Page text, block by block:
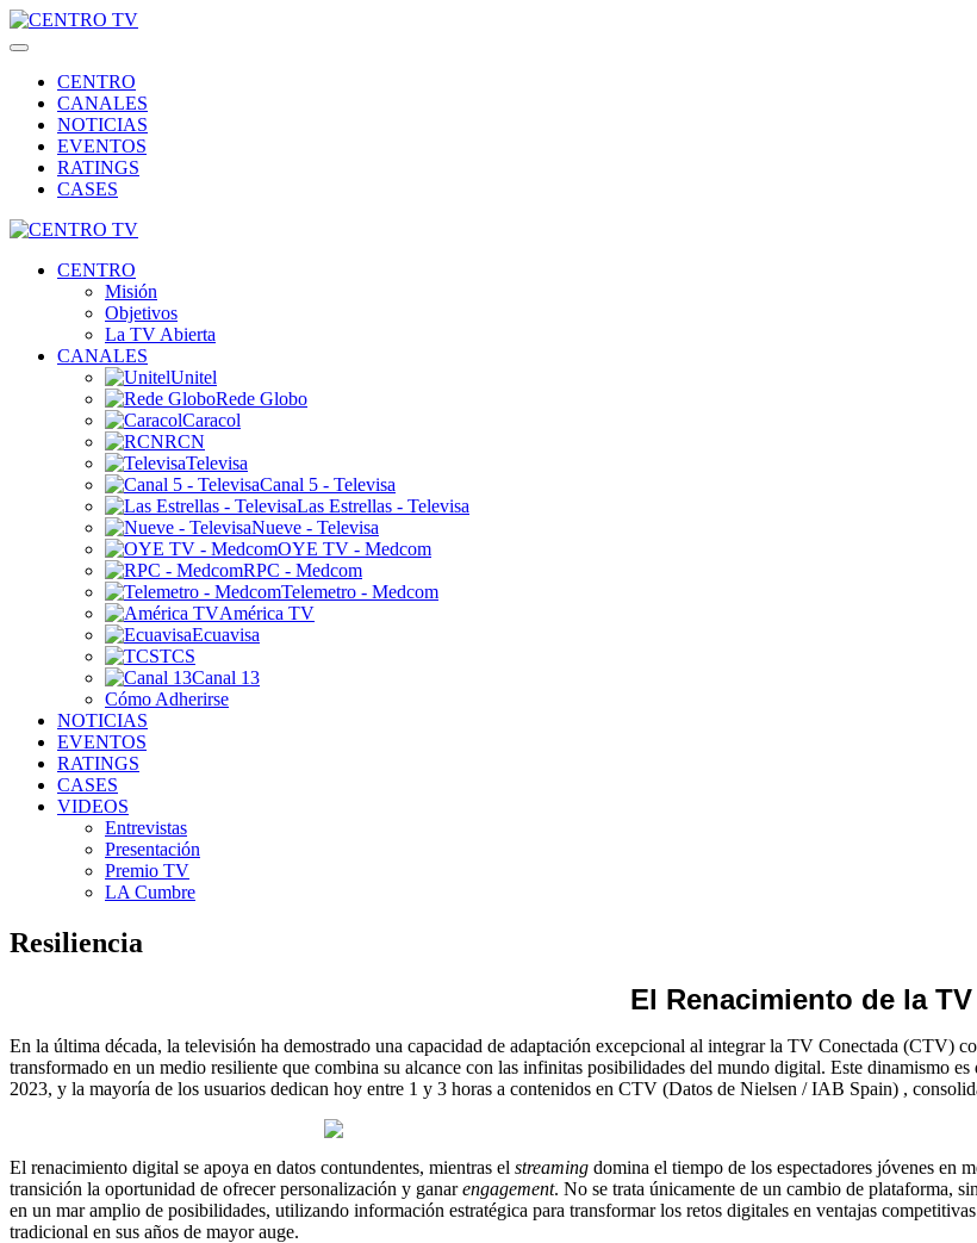
CENTRO
CANALES
NOTICIAS
EVENTOS
RATINGS
CASES
CENTRO
Misión
Objetivos
La TV Abierta
CANALES
Unitel
Rede Globo
Caracol
RCN
Televisa
Canal 5 - Televisa
Las Estrellas - Televisa
Nueve - Televisa
OYE TV - Medcom
RPC - Medcom
Telemetro - Medcom
América TV
Ecuavisa
TCS
Canal 13
Cómo Adherirse
NOTICIAS
EVENTOS
RATINGS
CASES
VIDEOS
Entrevistas
Presentación
Premio TV
LA Cumbre
Resiliencia
El Renacimiento de la TV
En la última década, la televisión ha demostrado una capacidad de adaptación excepcional al integrar la TV Conectada (CTV)
transformado en un medio resiliente que combina su alcance con las infinitas posibilidades del mundo digital. Este dinamismo
2023, y la mayoría de los usuarios dedican hoy entre 1 y 3 horas a contenidos en CTV (Datos de Nielsen / IAB Spain) ,
El renacimiento digital se apoya en datos contundentes, mientras el streaming domina el tiempo de los espectadores jóvenes en
transición la oportunidad de ofrecer personalización y ganarengagement. No se trata únicamente de un cambio de plataforma,
en un mar amplio de posibilidades, utilizando información estratégica para transformar los retos digitales en ventajas
tradicional en sus años de mayor auge.